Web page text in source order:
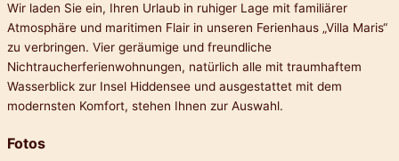
Wir laden Sie ein, Ihren Urlaub in ruhiger Lage mit familiärer
Atmosphäre und maritimen Flair in unseren Ferienhaus „Villa Maris“
zu verbringen. Vier geräumige und freundliche
Nichtraucherferienwohnungen, natürlich alle mit traumhaftem
Wasserblick zur Insel Hiddensee und ausgestattet mit dem
modernsten Komfort, stehen Ihnen zur Auswahl.
Fotos